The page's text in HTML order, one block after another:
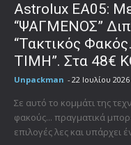
Astrolux ΕΑ05:
“ΨΑΓΜΕΝΟΣ”
“Τακτικός
ΤΙΜΗ”. Στα 48€
Unpackman - 22 Ιουλίου 2026
Σε αυτό το κομμάτι της
φακούς... πραγματικά
επιλογές λες και υπάρχει